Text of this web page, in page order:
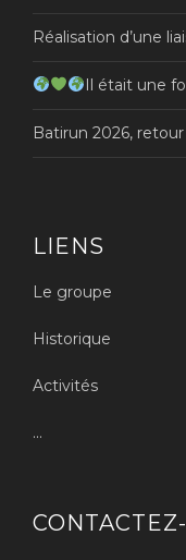
Réalisation d’une
Il était une
Batirun 2026,
LIENS
Le groupe
Historique
Activités
...